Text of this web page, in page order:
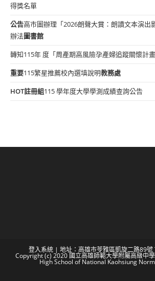
得獎名單
公告高市圖辦理「2026朗聲大賞：朗讀文本演出
辦法圖書館
轉知115年 度「周產期高風險孕產婦追蹤關懷計畫
重要115繁星推薦校內選填說明教務處
HOT註冊組115 學年度大學學測成績查詢公告
登入系統 | 地址：高雄市苓雅區凱旋二路89
Copyright (c) 2020 國立高雄師範大學附屬高級中
High School of National Kaohsiung